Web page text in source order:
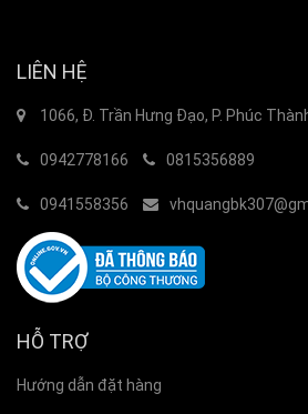
LIÊN HỆ
1066, Đ. Trần Hưng Đạo, P. Phúc
0942778166 0815356889
0941558356
HỖ TRỢ
Hướng dẫn đặt hàng